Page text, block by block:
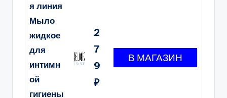
я линия
Мыло
жидкое
для
интимн
ой
гигиены
2
7
9
₽